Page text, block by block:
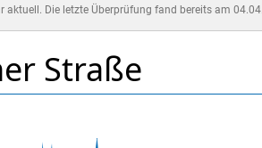
aktuell. Die letzte Überprüfung fand bereits am
Straße